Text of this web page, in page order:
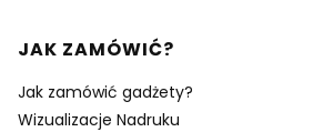
Linki w stopce
JAK ZAMÓWIĆ?
Jak zamówić gadżety?
Wizualizacje Nadruku